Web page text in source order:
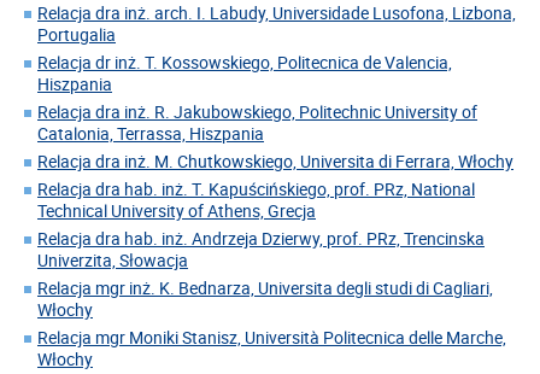
Relacja dra inż. arch. I. Labudy, Universidade Lusofona, Lizbona,
Portugalia
Relacja dr inż. T. Kossowskiego, Politecnica de Valencia,
Hiszpania
Relacja dra inż. R. Jakubowskiego, Politechnic University of
Catalonia, Terrassa, Hiszpania
Relacja dra inż. M. Chutkowskiego, Universita di Ferrara, Włochy
Relacja dra hab. inż. T. Kapuścińskiego, prof. PRz, National
Technical University of Athens, Grecja
Relacja dra hab. inż. Andrzeja Dzierwy, prof. PRz, Trencinska
Univerzita, Słowacja
Relacja mgr inż. K. Bednarza, Universita degli studi di Cagliari,
Włochy
Relacja mgr Moniki Stanisz, Università Politecnica delle Marche,
Włochy